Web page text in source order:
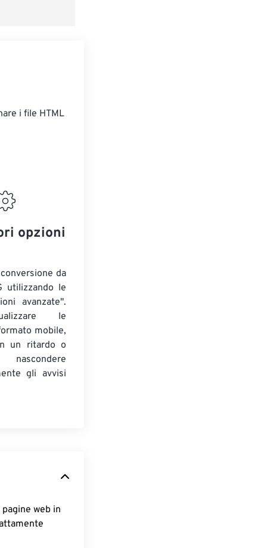
i file HTML
opzioni
da
utilizzando le
avanzate".
le
mobile,
un ritardo o
gli avvisi
web in